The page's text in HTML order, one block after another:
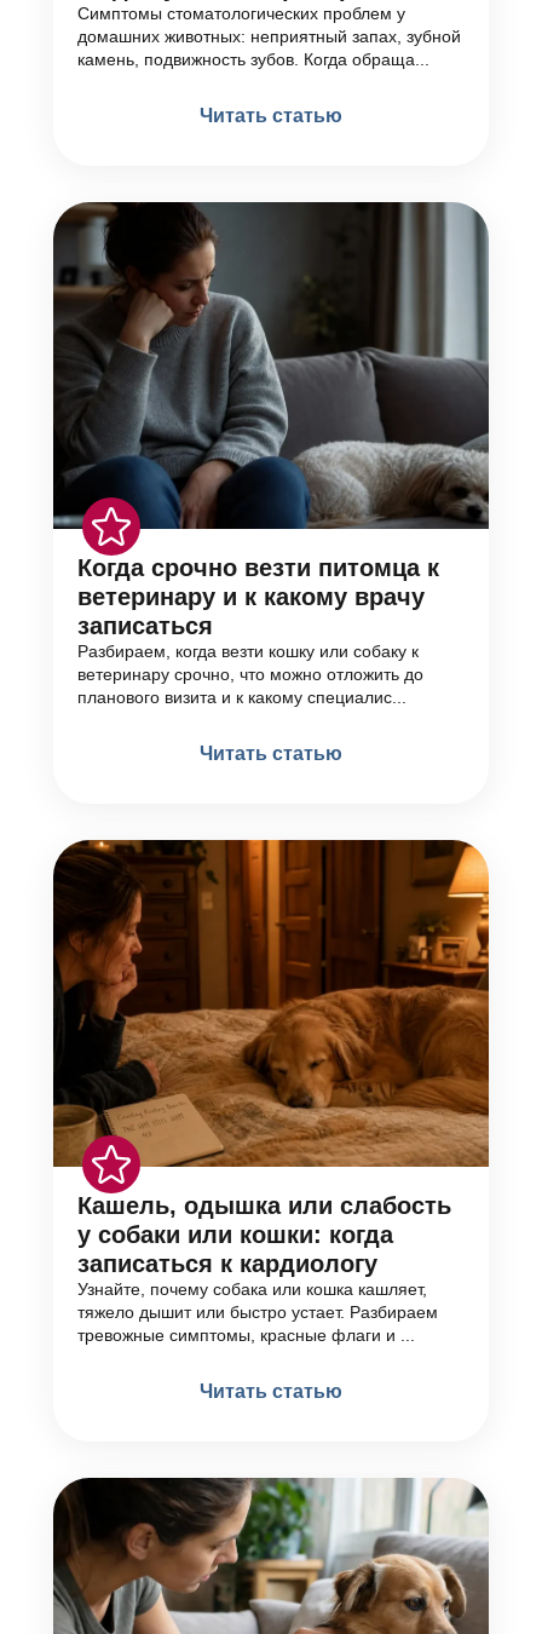
Симптомы стоматологических проблем у
домашних животных: неприятный запах, зубной
камень, подвижность зубов. Когда обраща...
Читать статью
Когда срочно везти питомца к
ветеринару и к какому врачу
записаться
Разбираем, когда везти кошку или собаку к
ветеринару срочно, что можно отложить до
планового визита и к какому специалис...
Читать статью
Кашель, одышка или слабость
у собаки или кошки: когда
записаться к кардиологу
Узнайте, почему собака или кошка кашляет,
тяжело дышит или быстро устает. Разбираем
тревожные симптомы, красные флаги и ...
Читать статью